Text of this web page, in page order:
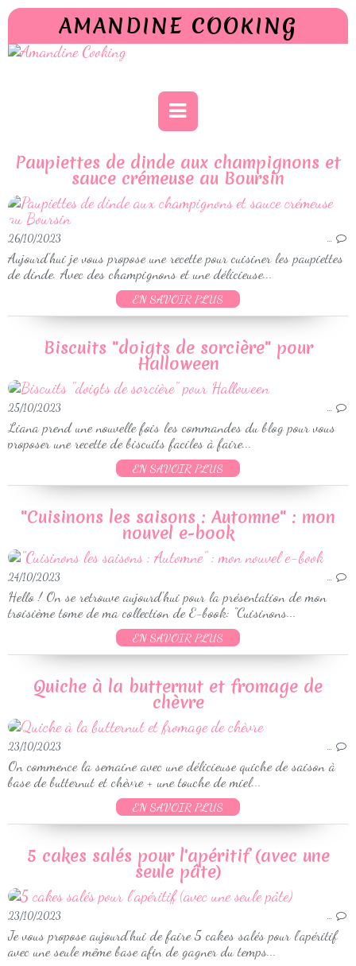
AMANDINE COOKING
Paupiettes de dinde aux champignons et
sauce crémeuse au Boursin
26/10/2023 …
Aujourd'hui je vous propose une recette pour cuisiner les paupiettes
de dinde. Avec des champignons et une délicieuse...
EN SAVOIR PLUS
Biscuits "doigts de sorcière" pour
Halloween
25/10/2023 …
Liana prend une nouvelle fois les commandes du blog pour vous
proposer une recette de biscuits faciles à faire...
EN SAVOIR PLUS
"Cuisinons les saisons : Automne" : mon
nouvel e-book
24/10/2023 …
Hello ! On se retrouve aujourd'hui pour la présentation de mon
troisième tome de ma collection de E-book: "Cuisinons...
EN SAVOIR PLUS
Quiche à la butternut et fromage de
chèvre
23/10/2023 …
On commence la semaine avec une délicieuse quiche de saison à
base de butternut et chèvre + une touche de miel...
EN SAVOIR PLUS
5 cakes salés pour l'apéritif (avec une
seule pâte)
23/10/2023 …
Je vous propose aujourd'hui de faire 5 cakes salés pour l'apéritif
avec une seule même base afin de gagner du temps...